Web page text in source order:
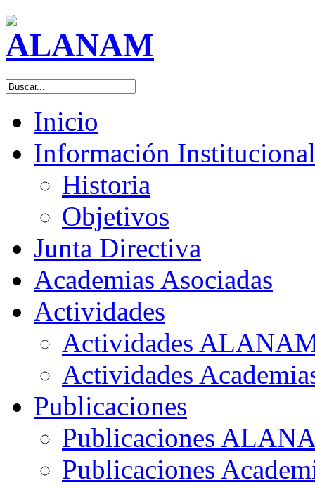
Inicio
Información Institucional
Historia
Objetivos
Junta Directiva
Academias Asociadas
Actividades
Actividades
Actividades
Publicaciones
Publicaciones
Publicaciones